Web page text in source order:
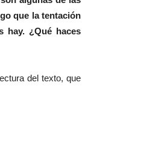
que la tentación
hay. ¿Qué haces
del texto, que